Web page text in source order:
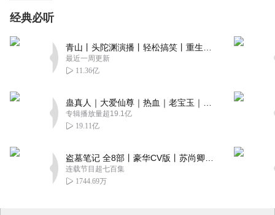
9、让你不缺项目、渠道、人才、资金。
传统企业围绕产品
新型企业围绕招商
《人性的五大需求》
第2位、安全的需求
第3位、社交的需求
第4位、爱与尊重
第5位、自我实现
《招商》
不是以产品为导向
不是以品牌为导向
而是以培训为导向，以模式为导向、用我的模式和别人的店发生关
经典必听
最近一周更新
11.36亿
专辑播放量超19.1亿
19.11亿
连载节目超七百集
1744.69万